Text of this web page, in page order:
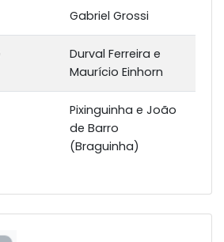
Gabriel Grossi
Durval Ferreira e
Maurício Einhorn
Pixinguinha e João
de Barro
(Braguinha)